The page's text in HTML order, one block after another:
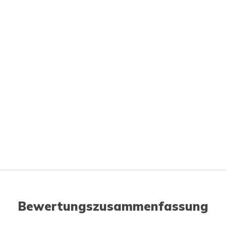
Bewertungszusammenfassung